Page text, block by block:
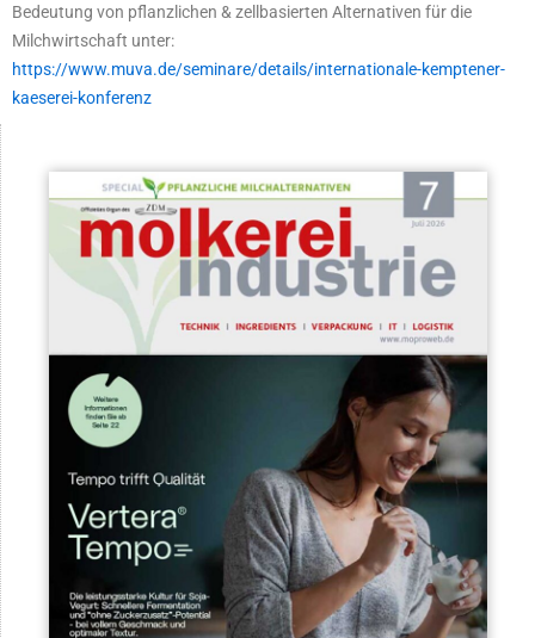
Bedeutung von pflanzlichen & zellbasierten Alternativen für die
Milchwirtschaft unter:
https://www.muva.de/seminare/details/internationale-kemptener-
kaeserei-konferenz